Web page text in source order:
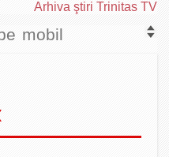
Arhiva ştiri Trinitas TV
mobil